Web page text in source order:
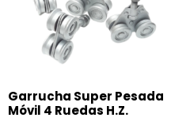
Garrucha Super Pesada
Móvil 4 Ruedas H.Z.